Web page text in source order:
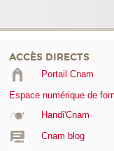
ACCÈS DIRECTS
Portail Cnam
Espace numérique de
Handi'Cnam
Cnam blog